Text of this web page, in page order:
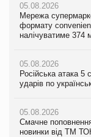
05.08.2026
Мережа
формату
налічуватиме 374
05.08.2026
Російська атака 5
ударів по
05.08.2026
Смачне
новинки від ТМ
05.08.2026
Мережа
формату
налічуватиме 374
05.08.2026
Російська атака 5
ударів по
05.08.2026
Смачне
новинки від ТМ
05.08.2026
Adidas витратила
продуктів